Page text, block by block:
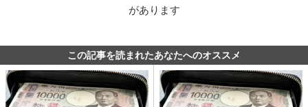
があります
この記事を読まれたあなたへのオススメ